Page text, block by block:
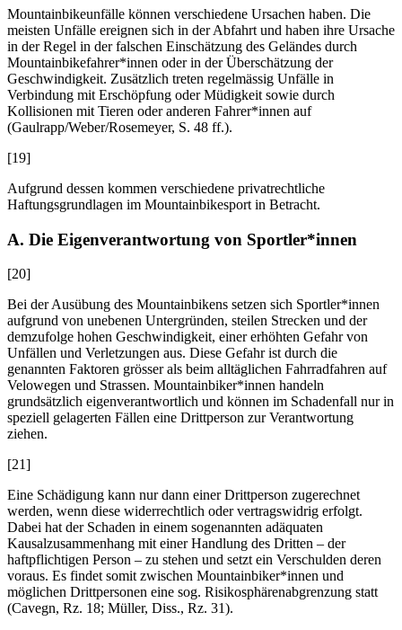
Mountainbikeunfälle können verschiedene Ursachen haben. Die
meisten Unfälle ereignen sich in der Abfahrt und haben ihre Ursache
in der Regel in der falschen Einschätzung des Geländes durch
Mountainbikefahrer*innen oder in der Überschätzung der
Geschwindigkeit. Zusätzlich treten regelmässig Unfälle in
Verbindung mit Erschöpfung oder Müdigkeit sowie durch
Kollisionen mit Tieren oder anderen Fahrer*innen auf
(Gaulrapp/Weber/Rosemeyer, S. 48 ff.).
[19]
Aufgrund dessen kommen verschiedene privatrechtliche
Haftungsgrundlagen im Mountainbikesport in Betracht.
A. Die Eigenverantwortung von Sportler*innen
[20]
Bei der Ausübung des Mountainbikens setzen sich Sportler*innen
aufgrund von unebenen Untergründen, steilen Strecken und der
demzufolge hohen Geschwindigkeit, einer erhöhten Gefahr von
Unfällen und Verletzungen aus. Diese Gefahr ist durch die
genannten Faktoren grösser als beim alltäglichen Fahrradfahren auf
Velowegen und Strassen. Mountainbiker*innen handeln
grundsätzlich eigenverantwortlich und können im Schadenfall nur in
speziell gelagerten Fällen eine Drittperson zur Verantwortung
ziehen.
[21]
Eine Schädigung kann nur dann einer Drittperson zugerechnet
werden, wenn diese widerrechtlich oder vertragswidrig erfolgt.
Dabei hat der Schaden in einem sogenannten adäquaten
Kausalzusammenhang mit einer Handlung des Dritten – der
haftpflichtigen Person – zu stehen und setzt ein Verschulden deren
voraus. Es findet somit zwischen Mountainbiker*innen und
möglichen Drittpersonen eine sog. Risikosphärenabgrenzung statt
(Cavegn, Rz. 18; Müller, Diss., Rz. 31).